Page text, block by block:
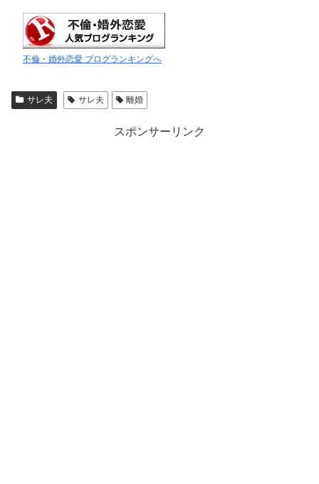
不倫・婚外恋愛 ブログランキングへ
サレ夫 サレ夫 離婚
スポンサーリンク